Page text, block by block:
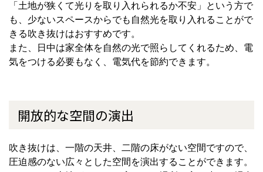
「土地が狭くて光りを取り入れられるか不安」という方で
も、少ないスペースからでも自然光を取り入れることがで
きる吹き抜けはおすすめです。
また、日中は家全体を自然の光で照らしてくれるため、電
気をつける必要もなく、電気代を節約できます。
開放的な空間の演出
吹き抜けは、一階の天井、二階の床がない空間ですので、
圧迫感のない広々とした空間を演出することができます。